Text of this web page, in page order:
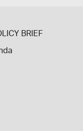
BRIEF